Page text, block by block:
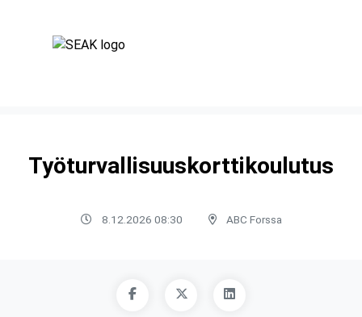
Työturvallisuuskorttikoulutus
8.12.2026 08:30 ABC Forssa